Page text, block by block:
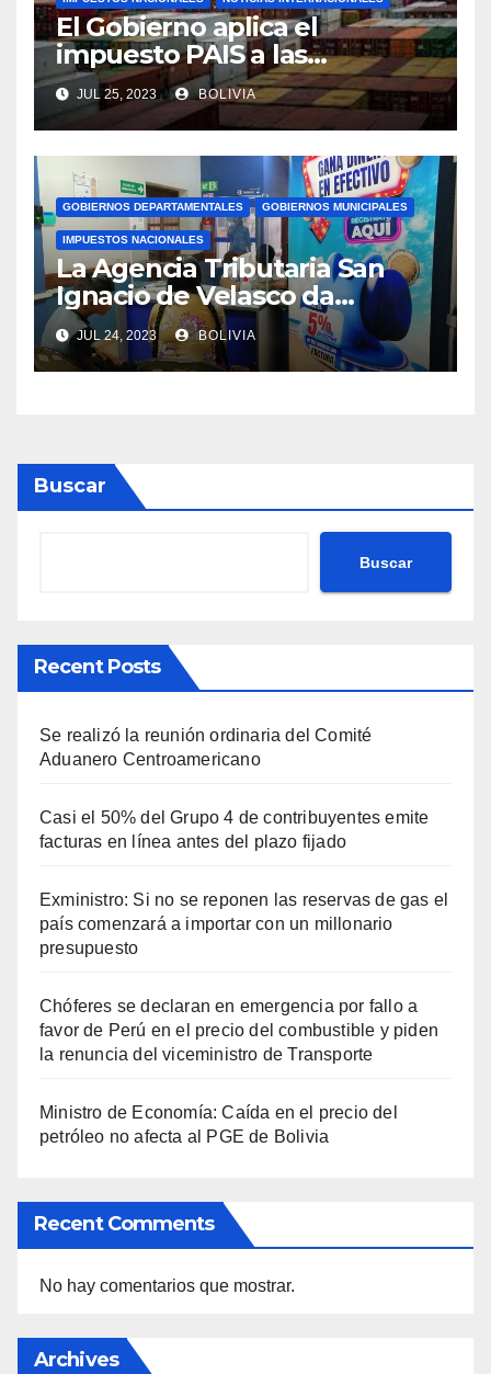
El Gobierno aplica el
impuesto PAIS a las
importaciones de algunos
bienes y servicios
JUL 25, 2023 BOLIVIA
GOBIERNOS DEPARTAMENTALES GOBIERNOS MUNICIPALES
IMPUESTOS NACIONALES
La Agencia Tributaria San
Ignacio de Velasco da
asistencia tributaria a
municipios aledaño
JUL 24, 2023 BOLIVIA
Buscar
Buscar
Recent Posts
Se realizó la reunión ordinaria del Comité
Aduanero Centroamericano
Casi el 50% del Grupo 4 de contribuyentes emite
facturas en línea antes del plazo fijado
Exministro: Si no se reponen las reservas de gas el
país comenzará a importar con un millonario
presupuesto
Chóferes se declaran en emergencia por fallo a
favor de Perú en el precio del combustible y piden
la renuncia del viceministro de Transporte
Ministro de Economía: Caída en el precio del
petróleo no afecta al PGE de Bolivia
Recent Comments
No hay comentarios que mostrar.
Archives